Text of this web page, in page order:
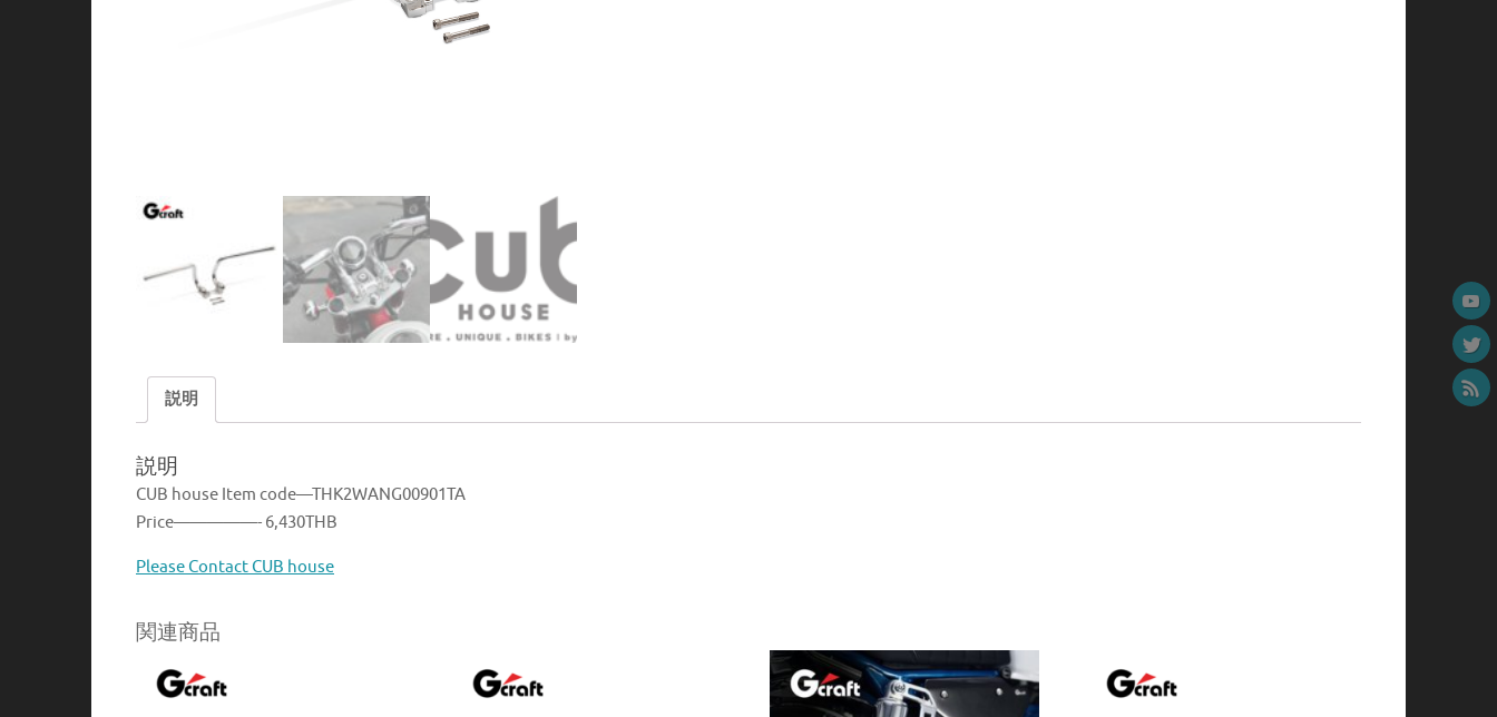
説明
説明
CUB house Item code—THK2WANG00901TA
Price—————- 6,430THB
Please Contact CUB house
関連商品